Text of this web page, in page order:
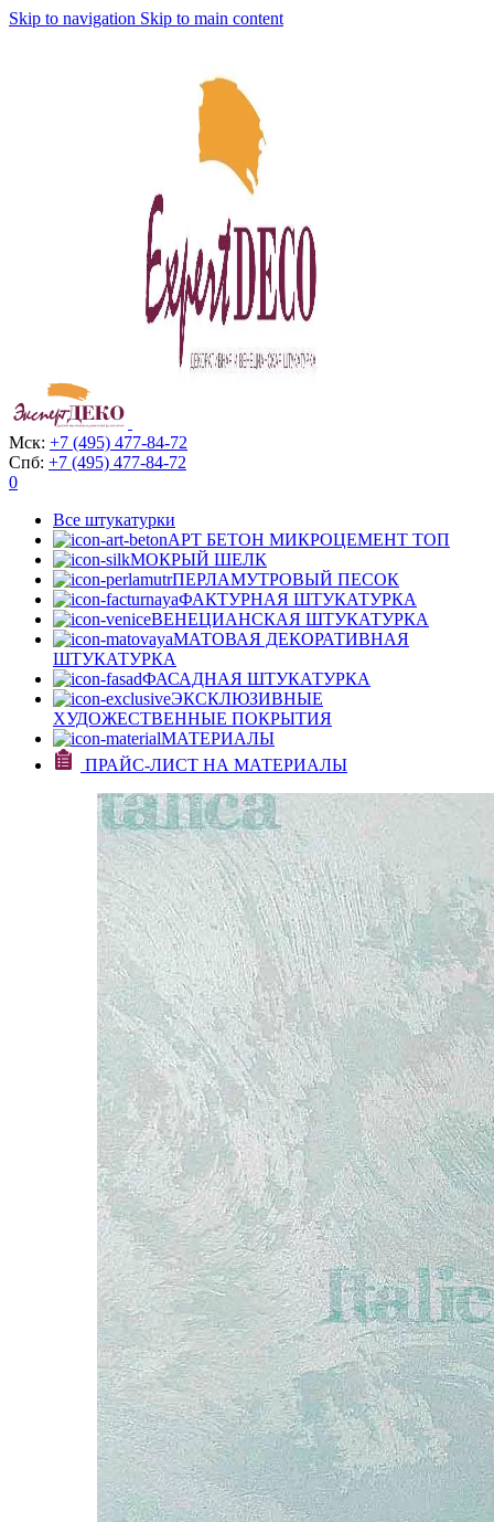
Skip to navigation Skip to main content
Мск: +7 (495) 477-84-72
Спб: +7 (495) 477-84-72
0
Все штукатурки
АРТ БЕТОН МИКРОЦЕМЕНТ ТОП
МОКРЫЙ ШЕЛК
ПЕРЛАМУТРОВЫЙ ПЕСОК
ФАКТУРНАЯ ШТУКАТУРКА
ВЕНЕЦИАНСКАЯ ШТУКАТУРКА
МАТОВАЯ ДЕКОРАТИВНАЯ
ШТУКАТУРКА
ФАСАДНАЯ ШТУКАТУРКА
ЭКСКЛЮЗИВНЫЕ
ХУДОЖЕСТВЕННЫЕ ПОКРЫТИЯ
МАТЕРИАЛЫ
ПРАЙС-ЛИСТ НА МАТЕРИАЛЫ